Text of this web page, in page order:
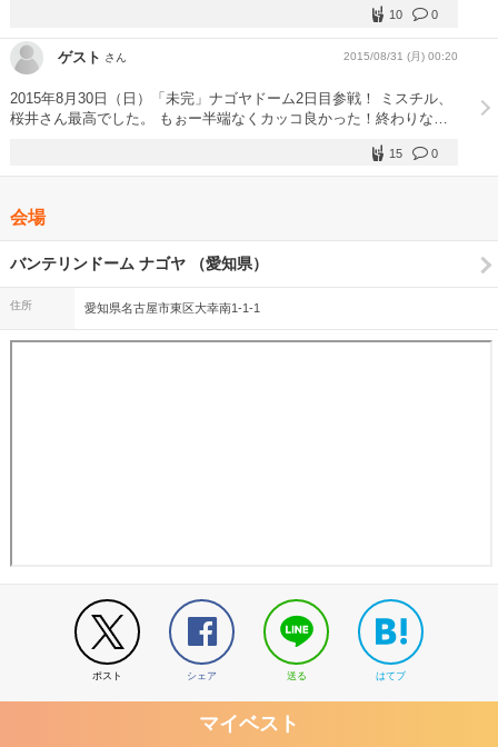
0
10
ゲスト さん 2015/08/31 (月) 00:20
2015年8月30日（日）「未完」ナゴヤドーム2日目参戦！ ミスチル、
桜井さん最高でした。 もぉー半端なくカッコ良かった！終わりなき
ーーー！！！！
0
15
会場
バンテリンドーム ナゴヤ （愛知県）
住所 愛知県名古屋市東区大幸南1-1-1
ポスト シェア 送る はてブ
マイベスト